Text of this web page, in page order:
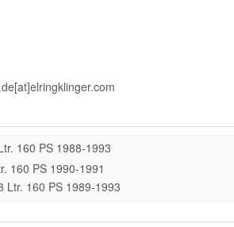
160 PS 1988-1993
160 PS 1990-1991
Ltr. 160 PS 1989-1993